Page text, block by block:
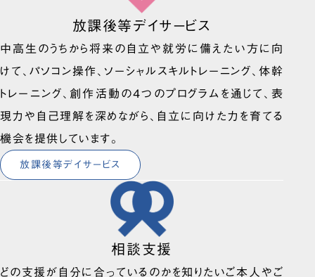
放課後等デイサービス
中高生のうちから将来の自立や就労に備えたい方に向
けて、パソコン操作、ソーシャルスキルトレーニング、体幹
トレーニング、創作活動の4つのプログラムを通じて、表
現力や自己理解を深めながら、自立に向けた力を育てる
機会を提供しています。
放課後等デイサービス
相談支援
どの支援が自分に合っているのかを知りたいご本人やご